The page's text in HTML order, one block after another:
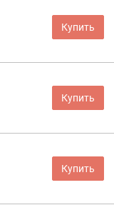
Купить
Купить
Купить